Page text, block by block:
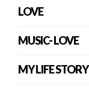
LOVE
MUSIC- LOVE
MY LIFE STORY